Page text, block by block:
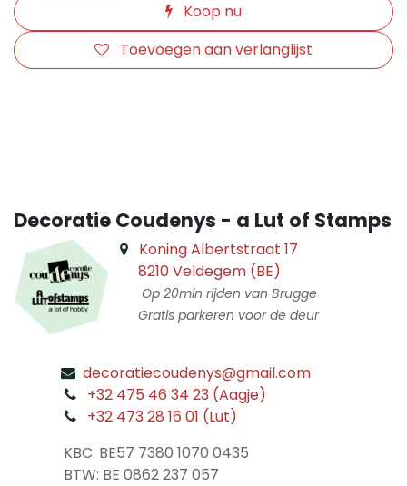
Koop nu
Toevoegen aan verlanglijst
Decoratie Coudenys - a Lut of Stamps
Koning Albertstraat 17
8210 Veldegem (BE)
Op 20min rijden van Brugge
Gratis parkeren voor de deur
decoratiecoudenys@gmail.com
+32 475 46 34 23 (Aagje)
+32 473 28 16 01 (Lut)
KBC: BE57 7380 1070 0435
​ BTW: BE 0862 237 057